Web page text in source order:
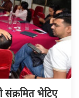
भेटिए